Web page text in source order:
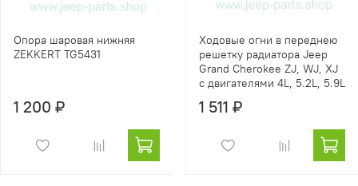
Опора шаровая нижняя
ZEKKERT TG5431
1 200 ₽
Ходовые огни в переднею
решетку радиатора Jeep
Grand Cherokee ZJ, WJ, XJ
с двигателями 4L, 5.2L, 5.9L
1 511 ₽